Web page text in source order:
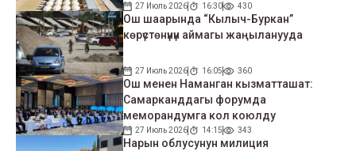
27 Июль 2026 16:30 430
Ош шаарында “Кылыч-Буркан”
көрүстөнүнүн аймагы жаңыланууда
27 Июль 2026 16:05 360
Ош менен Наманган кызматташат:
Самарканддагы форумда
меморандумга кол коюлду
27 Июль 2026 14:15 343
Нарын облусунун милиция